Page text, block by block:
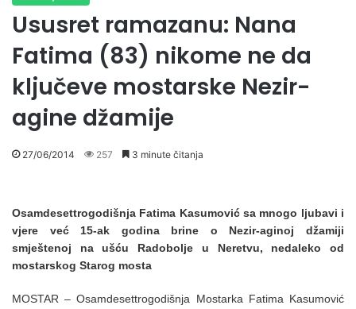
Ususret ramazanu: Nana
Fatima (83) nikome ne da
ključeve mostarske Nezir-
agine džamije
27/06/2014 257 3 minute čitanja
Osamdesettrogodišnja Fatima Kasumović sa mnogo ljubavi i
vjere već 15-ak godina brine o Nezir-aginoj džamiji
smještenoj na ušću Radobolje u Neretvu, nedaleko od
mostarskog Starog mosta
MOSTAR – Osamdesettrogodišnja Mostarka Fatima Kasumović